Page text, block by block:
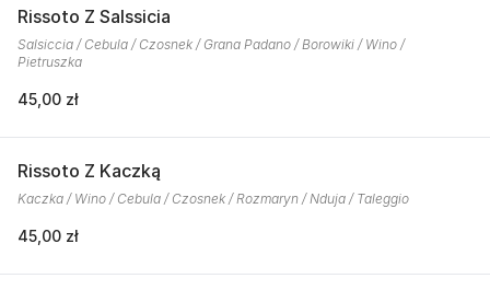
Rissoto Z Salssicia
Salsiccia / Cebula / Czosnek / Grana Padano / Borowiki / Wino /
Pietruszka
45,00 zł
Rissoto Z Kaczką
Kaczka / Wino / Cebula / Czosnek / Rozmaryn / Nduja / Taleggio
45,00 zł